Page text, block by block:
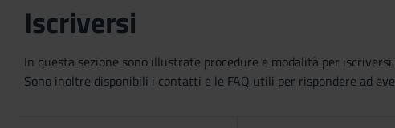
Iscriversi
In questa sezione sono illustrate procedure e modalità per
Sono inoltre disponibili i contatti e le FAQ utili per rispondere ad